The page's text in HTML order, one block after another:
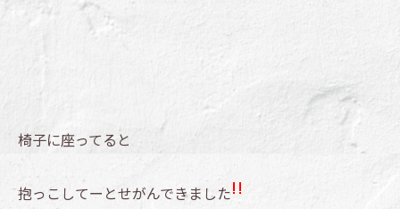
椅子に座ってると
抱っこしてーとせがんできました